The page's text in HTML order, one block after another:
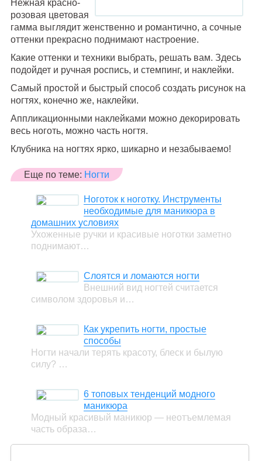
Нежная красно-
розовая цветовая
гамма выглядит женственно и романтично, а сочные
оттенки прекрасно поднимают настроение.
Какие оттенки и техники выбрать, решать вам. Здесь
подойдет и ручная роспись, и стемпинг, и наклейки.
Самый простой и быстрый способ создать рисунок на
ногтях, конечно же, наклейки.
Аппликационными наклейками можно декорировать
весь ноготь, можно часть ногтя.
Клубника на ногтях ярко, шикарно и незабываемо!
Еще по теме: Ногти
Ноготок к ноготку. Инструменты
необходимые для маникюра в
домашних условиях
Ухоженные ручки и красивые ноготки заметно
поднимают…
Слоятся и ломаются ногти
Внешний вид ногтей считается
символом здоровья и…
Как укрепить ногти, простые
способы
Ногти начали терять красоту, блеск и былую
силу? …
6 топовых тенденций модного
маникюра
Модный красивый маникюр — неотъемлемая
часть образа…